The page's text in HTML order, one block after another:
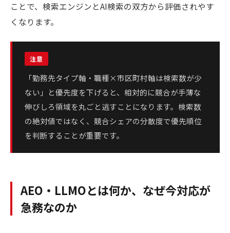
ことで、検索エンジンとAI検索の双方から評価されやす
くなります。
「勤務先タイプ軸・職種×市区町村軸は検索数が少
ない」と優先度を下げると、相対的に競合が手薄な
伸びしろ領域を丸ごと逃すことになります。検索数
の絶対値ではなく、競合シェアの分散度で優先順位
を判断することが重要です。
AEO・LLMOとは何か、なぜ今対応が
急務なのか